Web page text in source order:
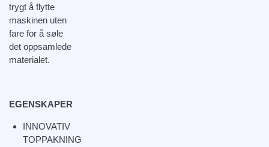
trygt å flytte
maskinen uten
fare for å søle
det oppsamlede
materialet.
EGENSKAPER
INNOVATIV
TOPPAKNING